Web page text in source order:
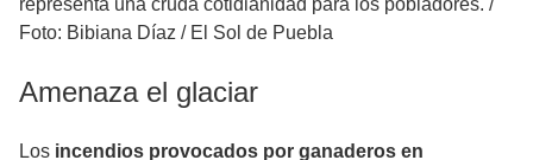
representa una cruda cotidianidad para los pobladores. /
Foto: Bibiana Díaz / El Sol de Puebla
Amenaza el glaciar
Los incendios provocados por ganaderos en